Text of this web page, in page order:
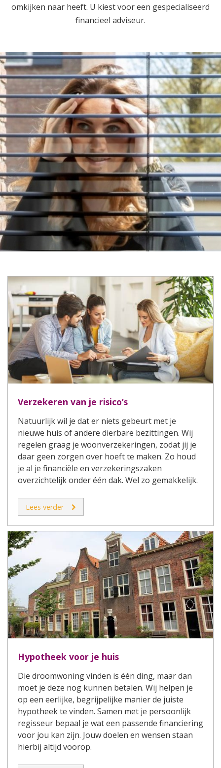
omkijken naar heeft. U kiest voor een gespecialiseerd
financieel adviseur.
Verzekeren van je risico’s
Natuurlijk wil je dat er niets gebeurt met je
nieuwe huis of andere dierbare bezittingen. Wij
regelen graag je woonverzekeringen, zodat jij je
daar geen zorgen over hoeft te maken. Zo houd
je al je financiële en verzekeringszaken
overzichtelijk onder één dak. Wel zo gemakkelijk.
Lees verder
Hypotheek voor je huis
Die droomwoning vinden is één ding, maar dan
moet je deze nog kunnen betalen. Wij helpen je
op een eerlijke, begrijpelijke manier de juiste
hypotheek te vinden. Samen met je persoonlijk
regisseur bepaal je wat een passende financiering
voor jou kan zijn. Jouw doelen en wensen staan
hierbij altijd voorop.